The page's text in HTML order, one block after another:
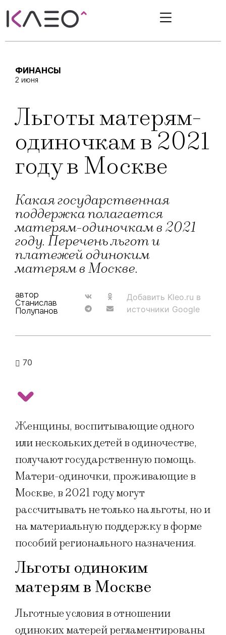
ФИНАНСЫ
2 июня
Льготы матерям-
одиночкам в 2021
году в Москве
Какая государственная
поддержка полагается
матерям-одиночкам в 2021
году. Перечень льгот и
платежей одиноким
матерям в Москве.
автор
Станислав
Полупанов
Добавить Kleo.ru в
источники Google
70
Женщины, воспитывающие одного
или нескольких детей в одиночестве,
получают государственную помощь.
Матери-одиночки, проживающие в
Москве, в 2021 году могут
рассчитывать не только на льготы, но и
на материальную поддержку в форме
пособий регионального назначения.
Льготы одиноким
матерям в Москве
Льготные условия в отношении
одиноких матерей регламентированы